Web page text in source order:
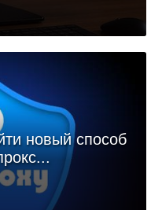
новый способ